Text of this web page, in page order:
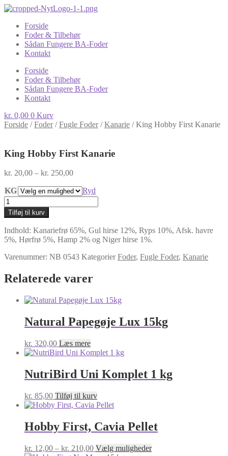
Forside
Foder & Tilbehør
Sådan Fungere BA-Foder
Kontakt
Forside
Foder & Tilbehør
Sådan Fungere BA-Foder
Kontakt
kr. 0,00 0 Kurv
Forside /Foder/Fugle Foder/Kanarie /King Hobby First Kanarie
King Hobby First Kanarie
kr. 20,00 – kr. 250,00Prisinterval:
til
kr. 250,00
KG
Ryd
King
Hobby
First
Kanarie
antal
Tilføj til kurv
Indhold: Kanariefrø 65%, Gul hirse 12%, Ryps 10%, Afsk. havre
5%, Hørfrø 5%, Hamp 2% og Niger hirse 1%.
Varenummer: NB 0543 Kategorier Foder, Fugle Foder, Kanarie
Relaterede varer
Natural Papegøje Lux 15kg
kr. 320,00 Læs mere
NutriBird Uni Komplet 1 kg
kr. 85,00 Tilføj til kurv
Hobby First, Cavia Pellet
kr. 12,00 – kr. 210,00Prisinterval:
Vælg mulighederDette